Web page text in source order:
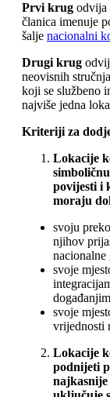
Prvi krug odvija
članica imenuje
šalje nacionalni
Drugi krug
neovisnih
koji se službeno
najviše jedna
Kriteriji za
Lokacije
povijesti i
moraju
svoju
njihov
nacionalne
svoje
svoje
vrijednosti
Lokacije
podnijeti